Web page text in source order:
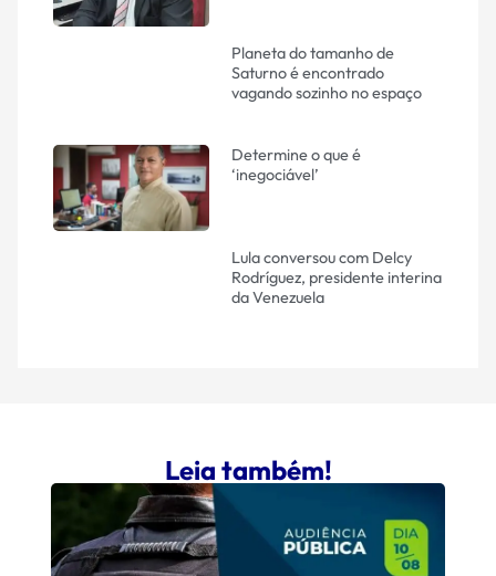
Planeta do tamanho de
Saturno é encontrado
vagando sozinho no espaço
Determine o que é
‘inegociável’
Lula conversou com Delcy
Rodríguez, presidente interina
da Venezuela
Leia também!